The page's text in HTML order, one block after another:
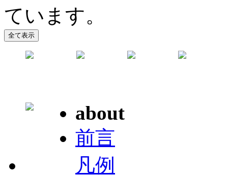
ています。
about
前言
凡例